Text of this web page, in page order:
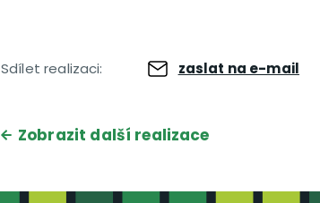
Sdílet realizaci: zaslat na e-mail
Zobrazit další realizace